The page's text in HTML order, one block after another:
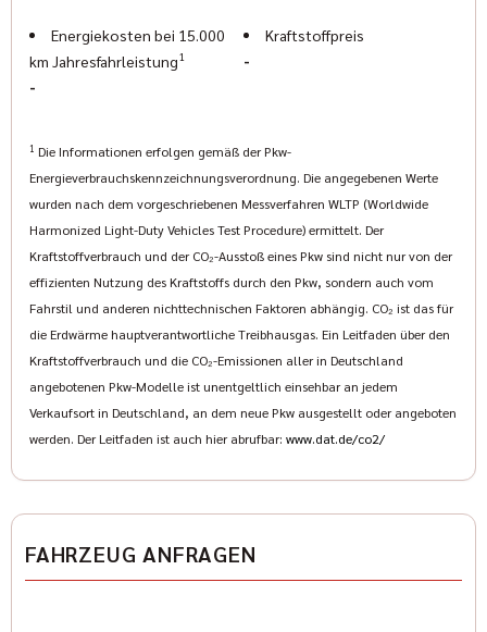
Energiekosten bei 15.000
km Jahresfahrleistung1
-
Kraftstoffpreis
-
1 Die Informationen erfolgen gemäß der Pkw-
Energieverbrauchskennzeichnungsverordnung. Die angegebenen Werte
wurden nach dem vorgeschriebenen Messverfahren WLTP (Worldwide
Harmonized Light-Duty Vehicles Test Procedure) ermittelt. Der
Kraftstoffverbrauch und der CO₂-Ausstoß eines Pkw sind nicht nur von der
effizienten Nutzung des Kraftstoffs durch den Pkw, sondern auch vom
Fahrstil und anderen nichttechnischen Faktoren abhängig. CO₂ ist das für
die Erdwärme hauptverantwortliche Treibhausgas. Ein Leitfaden über den
Kraftstoffverbrauch und die CO₂-Emissionen aller in Deutschland
angebotenen Pkw-Modelle ist unentgeltlich einsehbar an jedem
Verkaufsort in Deutschland, an dem neue Pkw ausgestellt oder angeboten
werden. Der Leitfaden ist auch hier abrufbar: www.dat.de/co2/
FAHRZEUG ANFRAGEN